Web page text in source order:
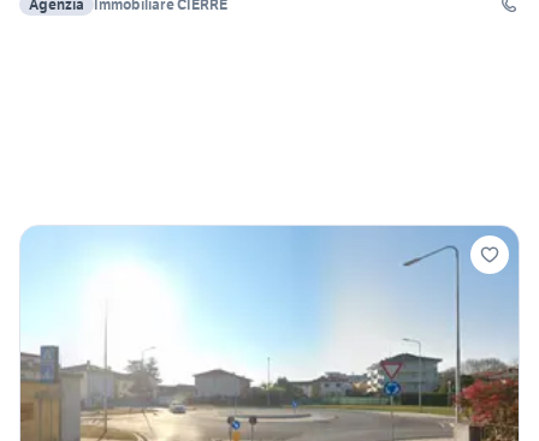
Agenzia Immobiliare CIERRE